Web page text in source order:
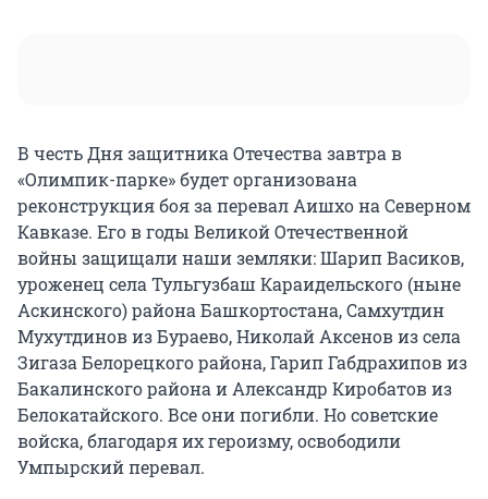
В честь Дня защитника Отечества завтра в
«Олимпик-парке» будет организована
реконструкция боя за перевал Аишхо на Северном
Кавказе. Его в годы Великой Отечественной
войны защищали наши земляки: Шарип Васиков,
уроженец села Тульгузбаш Караидельского (ныне
Аскинского) района Башкортостана, Самхутдин
Мухутдинов из Бураево, Николай Аксенов из села
Зигаза Белорецкого района, Гарип Габдрахипов из
Бакалинского района и Александр Киробатов из
Белокатайского. Все они погибли. Но советские
войска, благодаря их героизму, освободили
Умпырский перевал.